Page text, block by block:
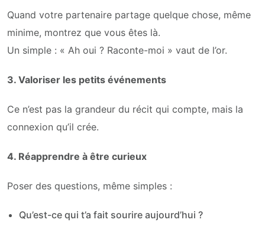
Quand votre partenaire partage quelque chose, même
minime, montrez que vous êtes là.
Un simple : « Ah oui ? Raconte-moi » vaut de l’or.
3. Valoriser les petits événements
Ce n’est pas la grandeur du récit qui compte, mais la
connexion qu’il crée.
4. Réapprendre à être curieux
Poser des questions, même simples :
Qu’est-ce qui t’a fait sourire aujourd’hui ?